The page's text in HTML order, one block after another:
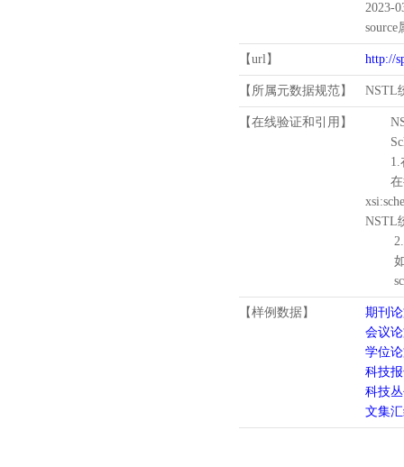
2023-
source
【url】 http://
【所属元数据规范】 NSTL
【在线验证和引用】
1.
在待
NSTL
2.
如需
【样例数据】
期刊
会议
学位
科技
科技
文集